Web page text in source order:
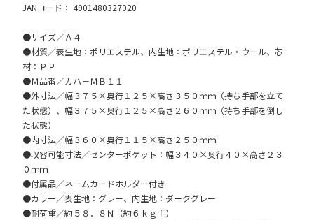
JANコード： 4901480327020
●サイズ／Ａ４
●材質／表生地：ポリエステル、内生地：ポリエステル・ウール、芯
材：ＰＰ
●Ｍ品番／カハ－ＭＢ１１
●外寸法／幅３７５×奥行１２５×高さ３５０ｍｍ（持ち手部を立て
た状態）、幅３７５×奥行１２５×高さ２６０ｍｍ（持ち手部を倒し
た状態）
●内寸法／幅３６０×奥行１１５×高さ２５０ｍｍ
●収容可能寸法／センターポケット：幅３４０×奥行４０×高さ２３
０ｍｍ
●付属品／ネームカードホルダー付き
●カラー／表生地：グレー、内生地：ダークグレー
●耐荷重／約５８．８Ｎ（約６ｋｇｆ）